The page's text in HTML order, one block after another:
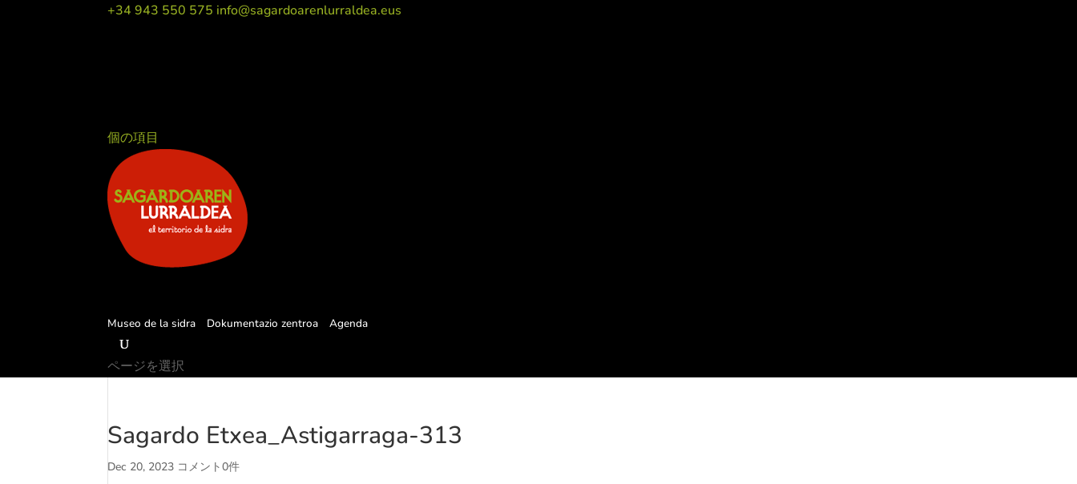
+34 943 550 575 info@sagardoarenlurraldea.eus
個の項目
Museo de la sidra Dokumentazio zentroa Agenda
ページを選択
Sagardo Etxea_Astigarraga-313
Dec 20, 2023 コメント0件